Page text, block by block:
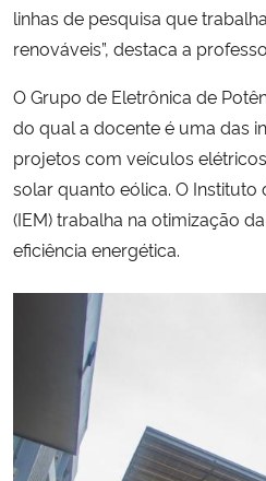
linhas de pesquisa que
renováveis”, destaca a
O Grupo de Eletrônica de
do qual a docente é uma das
projetos com veículos
solar quanto eólica. O Instituto
(IEM) trabalha na otimização
eficiência energética.